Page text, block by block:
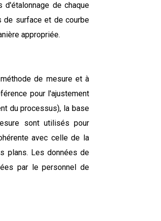
de chaque
de surface et de courbe
appropriée.
de mesure et à
pour l'ajustement
du processus), la base
sont utilisés pour
avec celle de la
plans. Les données de
par le personnel de